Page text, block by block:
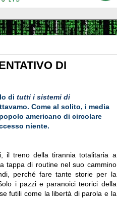
DI
di tutti i sistemi di
Come al solito, i media
americano di circolare
niente.
il treno della tirannia totalitaria a
tappa di routine nel suo cammino
perché fare tante storie per la
i pazzi e paranoici teorici della
futili come la libertà di parola e la